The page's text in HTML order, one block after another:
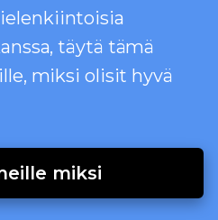
täytä tämä
miksi olisit hyvä
miksi